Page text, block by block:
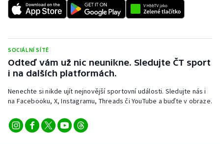
SOCIÁLNÍ SÍTĚ
Odteď vám už nic neunikne. Sledujte ČT sport
i na dalších platformách.
Nenechte si nikde ujít nejnovější sportovní události. Sledujte nás i
na Facebooku, X, Instagramu, Threads či YouTube a buďte v obraze.